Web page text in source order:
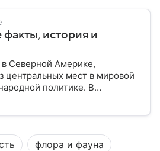
история и
Северной Америке,
центральных мест в мировой
политике. В
сведения об этой стране.
флора и фауна